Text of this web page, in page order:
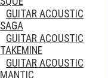
GUITAR ACOUSTIC
SAGA
GUITAR ACOUSTIC
TAKEMINE
GUITAR ACOUSTIC
MANTIC